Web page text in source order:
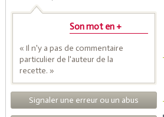
Son mot en +
« Il n'y a pas de commentaire
particulier de l'auteur de la
recette. »
Signaler une erreur ou un abus